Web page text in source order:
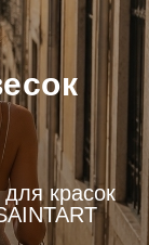
красок